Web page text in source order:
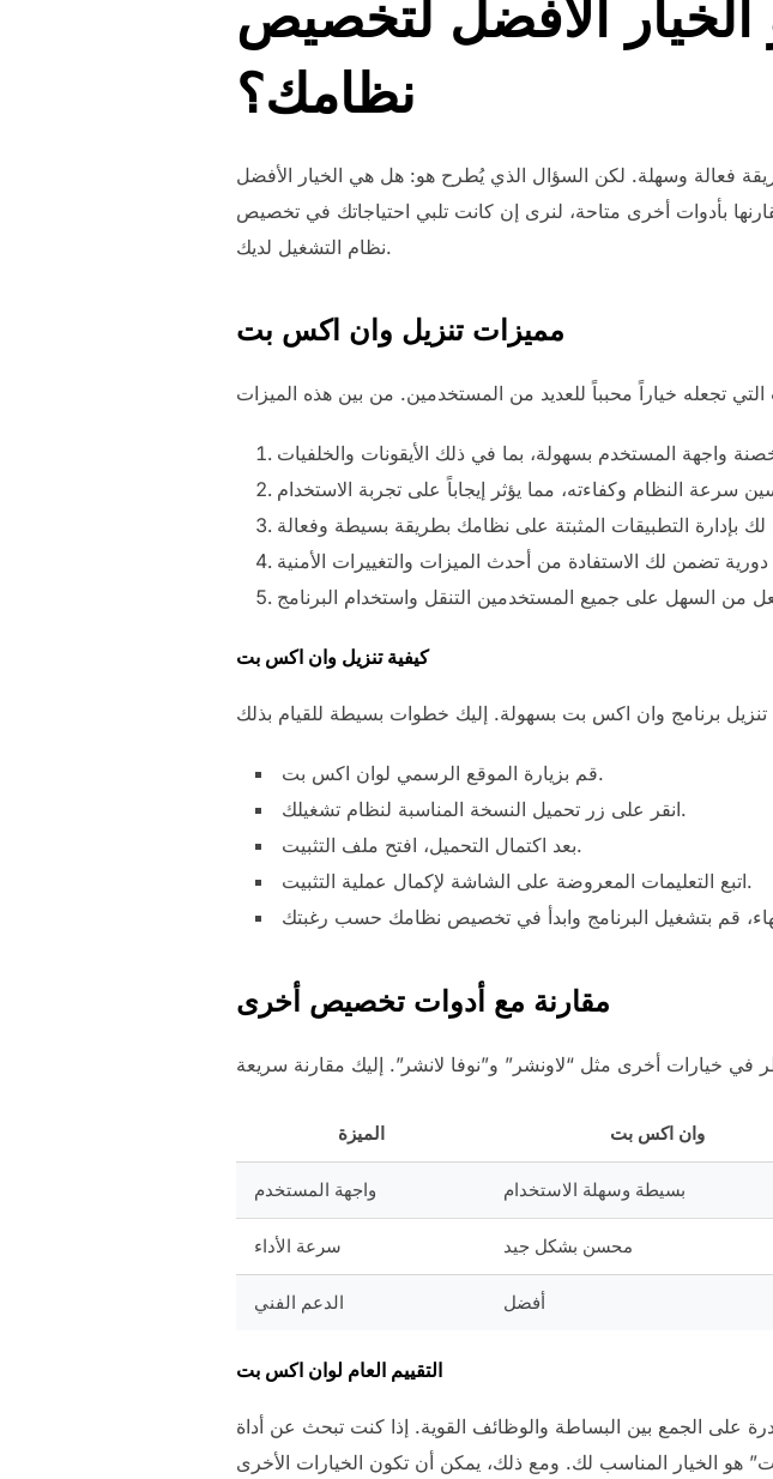
الأفضل لتخصيص
نظامك؟
فعالة وسهلة. لكن السؤال الذي يُطرح هو: هل هي الخيار الأفضل
بأدوات أخرى متاحة، لنرى إن كانت تلبي احتياجاتك في تخصيص
نظام التشغيل لديك.
مميزات تنزيل وان اكس بت
كيفية تنزيل وان اكس بت
قم بزيارة الموقع الرسمي لوان اكس بت.
انقر على زر تحميل النسخة المناسبة لنظام تشغيلك.
بعد اكتمال التحميل، افتح ملف التثبيت.
اتبع التعليمات المعروضة على الشاشة لإكمال عملية التثبيت.
مقارنة مع أدوات تخصيص أخرى
الميزة وان اكس بت
واجهة المستخدم بسيطة وسهلة الاستخدام
سرعة الأداء محسن بشكل جيد
الدعم الفني أفضل
التقييم العام لوان اكس بت
على الجمع بين البساطة والوظائف القوية. إذا كنت تبحث عن أداة
الخيار المناسب لك. ومع ذلك، يمكن أن تكون الخيارات الأخرى